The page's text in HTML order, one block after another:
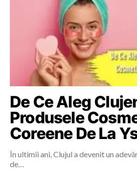
De Ce Aleg
Produsele
Coreene De La
În ultimii ani, Clujul a devenit un
de…